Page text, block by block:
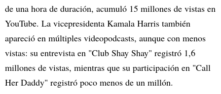
de una hora de duración, acumuló 15 millones de vistas en
YouTube. La vicepresidenta Kamala Harris también
apareció en múltiples videopodcasts, aunque con menos
vistas: su entrevista en "Club Shay Shay" registró 1,6
millones de vistas, mientras que su participación en "Call
Her Daddy" registró poco menos de un millón.